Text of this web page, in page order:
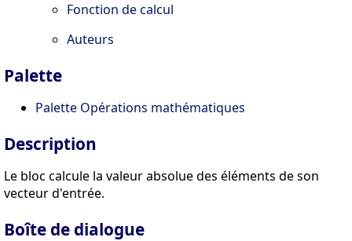
Fonction de calcul
Auteurs
Palette
Palette Opérations mathématiques
Description
Le bloc calcule la valeur absolue des éléments de son
vecteur d'entrée.
Boîte de dialogue